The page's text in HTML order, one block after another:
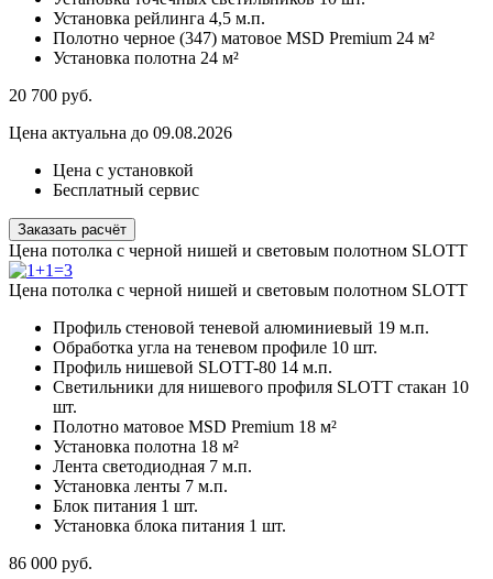
Установка рейлинга 4,5 м.п.
Полотно черное (347) матовое MSD Premium 24 м²
Установка полотна 24 м²
20 700 руб.
Цена актуальна до 09.08.2026
Цена с установкой
Бесплатный сервис
Заказать расчёт
Цена потолка с черной нишей и световым полотном SLOTT
Цена потолка с черной нишей и световым полотном SLOTT
Профиль стеновой теневой алюминиевый 19 м.п.
Обработка угла на теневом профиле 10 шт.
Профиль нишевой SLOTT-80 14 м.п.
Светильники для нишевого профиля SLOTT стакан 10
шт.
Полотно матовое MSD Premium 18 м²
Установка полотна 18 м²
Лента светодиодная 7 м.п.
Установка ленты 7 м.п.
Блок питания 1 шт.
Установка блока питания 1 шт.
86 000 руб.